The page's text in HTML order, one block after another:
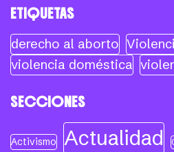
ETIQUETAS
derecho al aborto
violencia doméstica
SECCIONES
Activismo Actualidad